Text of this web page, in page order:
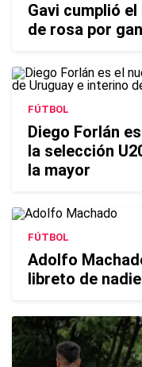
Gavi cumplió
de rosa por
FÚTBOL
Diego Forlán
la selección
la mayor
FÚTBOL
Adolfo
libreto de